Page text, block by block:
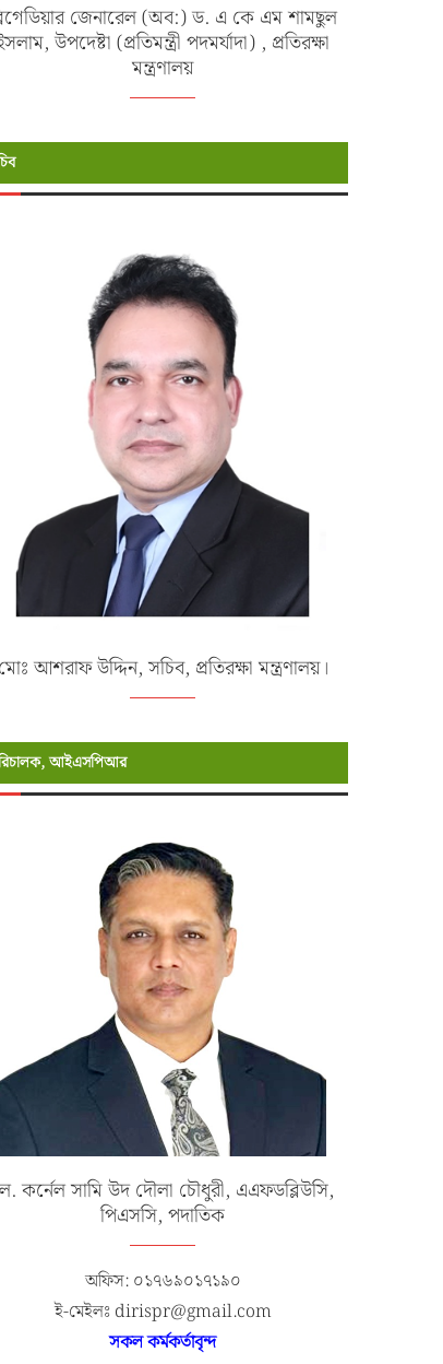
জেনারেল (অব:) ড. এ কে এম শামছুল
উপদেষ্টা (প্রতিমন্ত্রী পদমর্যাদা) , প্রতিরক্ষা
মন্ত্রণালয়
মোঃ আশরাফ উদ্দিন, সচিব, প্রতিরক্ষা মন্ত্রণালয়।
আইএসপিআর
কর্নেল সামি উদ দৌলা চৌধুরী, এএফডব্লিউসি,
পিএসসি, পদাতিক
অফিস: ০১৭৬৯০১৭১৯০
ই-মেইলঃ dirispr@gmail.com
সকল কর্মকর্তাবৃন্দ